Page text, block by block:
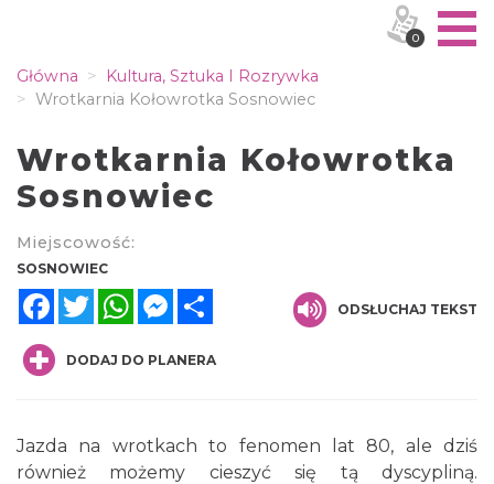
Główna
Kultura, Sztuka I Rozrywka
Wrotkarnia Kołowrotka Sosnowiec
Wrotkarnia Kołowrotka
Sosnowiec
Miejscowość:
SOSNOWIEC
FacebookTwitterWhatsAppMessenger
ODSŁUCHAJ TEKST
DODAJ DO PLANERA
Jazda na wrotkach to fenomen lat 80, ale dziś
również możemy cieszyć się tą dyscypliną.
0